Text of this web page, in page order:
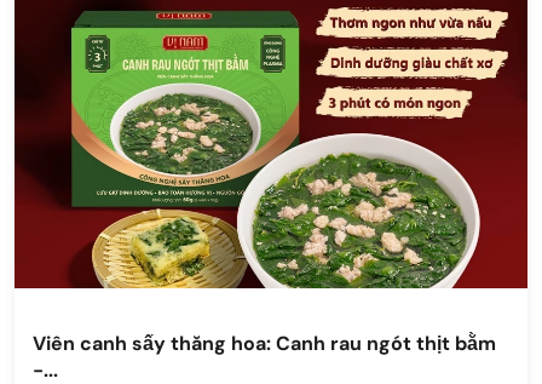
Viên canh sấy thăng hoa: Canh rau ngót thịt bằm
-...